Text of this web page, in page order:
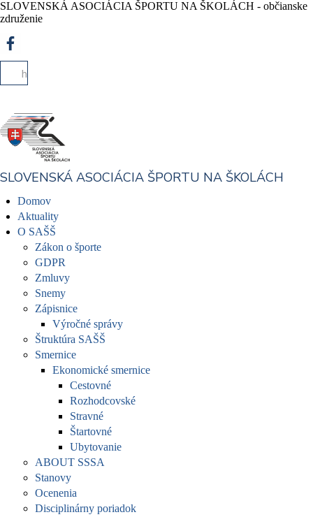
SLOVENSKÁ ASOCIÁCIA ŠPORTU NA ŠKOLÁCH - občianske
združenie
SLOVENSKÁ ASOCIÁCIA ŠPORTU NA ŠKOLÁCH
Domov
Aktuality
O SAŠŠ
Zákon o športe
GDPR
Zmluvy
Snemy
Zápisnice
Výročné správy
Štruktúra SAŠŠ
Smernice
Ekonomické smernice
Cestovné
Rozhodcovské
Stravné
Štartovné
Ubytovanie
ABOUT SSSA
Stanovy
Ocenenia
Disciplinárny poriadok